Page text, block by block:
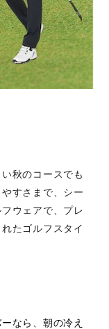
秋のコースでも
すさまで、シー
ウェアで、プレ
たゴルフスタイ
なら、朝の冷え